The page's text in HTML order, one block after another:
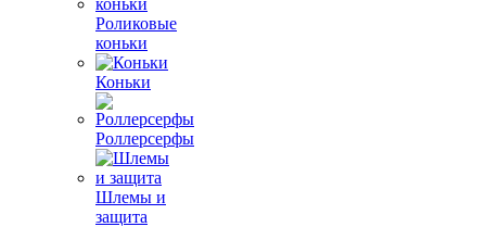
Роликовые
коньки
Коньки
Роллерсерфы
Шлемы и
защита